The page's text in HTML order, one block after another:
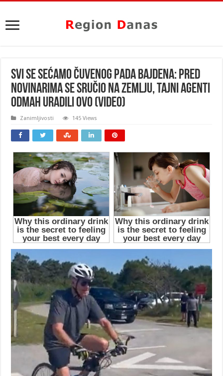
SVI SE SEĆAMO ČUVENOG PADA BAJDENA: Pred
novinarima se SRUČIO na zemlju, tajni agenti
ODMAH URADILI OVO (VIDEO)
Zanimljivosti 145 Views